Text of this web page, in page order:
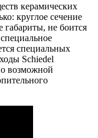
керамических
круглое сечение
габариты, не боится
специальных
Schiedel
возможной